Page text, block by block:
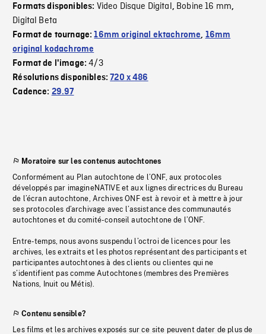
Formats disponibles: Video Disque Digital, Bobine 16 mm,
Digital Beta
Format de tournage:16mm original ektachrome, 16mm
original kodachrome
Format de l'image:4/3
Résolutions disponibles:720 x 486
Cadence: 29.97
Moratoire sur les contenus autochtones
Conformément au Plan autochtone de l’ONF, aux protocoles
développés par imagineNATIVE et aux lignes directrices du Bureau
de l’écran autochtone, Archives ONF est à revoir et à mettre à jour
ses protocoles d’archivage avec l’assistance des communautés
autochtones et du comité-conseil autochtone de l’ONF.
Entre-temps, nous avons suspendu l’octroi de licences pour les
archives, les extraits et les photos représentant des participants et
participantes autochtones à des clients ou clientes qui ne
s’identifient pas comme Autochtones (membres des Premières
Nations, Inuit ou Métis).
Contenu sensible?
Les films et les archives exposés sur ce site peuvent dater de plus de